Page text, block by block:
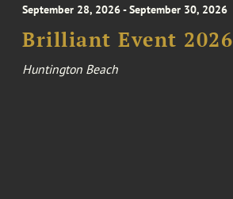
September 28, 2026 - September 30, 2026
Brilliant Event 2026
Huntington Beach